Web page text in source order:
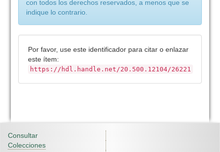
con todos los derechos reservados, a menos que se
indique lo contrario.
Por favor, use este identificador para citar o enlazar
este ítem:
https://hdl.handle.net/20.500.12104/26221
Consultar
Colecciones